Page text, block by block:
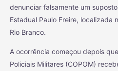
denunciar falsamente um
Estadual Paulo Freire, localizada
Rio Branco.
A ocorrência começou depois
Policiais Militares (COPOM)